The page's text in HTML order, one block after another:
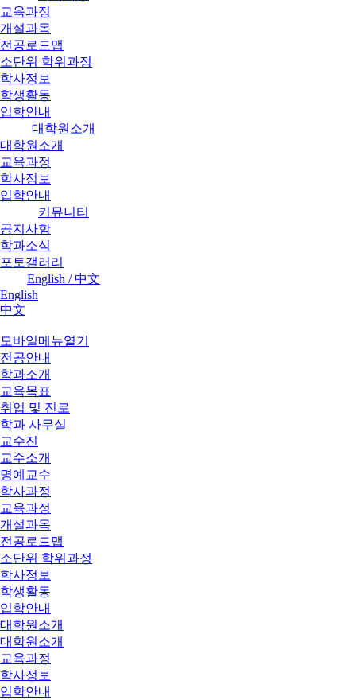
교육과정
개설과목
전공로드맵
소단위 학위과정
학사정보
학생활동
입학안내
대학원소개
대학원소개
교육과정
학사정보
입학안내
커뮤니티
공지사항
학과소식
포토갤러리
English / 中文
English
中文
모바일메뉴열기
전공안내
학과소개
교육목표
취업 및 진로
학과 사무실
교수진
교수소개
명예교수
학사과정
교육과정
개설과목
전공로드맵
소단위 학위과정
학사정보
학생활동
입학안내
대학원소개
대학원소개
교육과정
학사정보
입학안내